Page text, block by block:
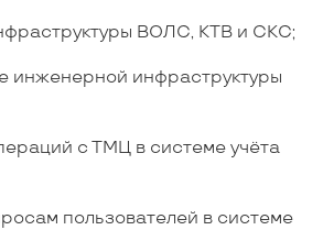
ВОЛС, КТВ и СКС;
инженерной инфраструктуры
с ТМЦ в системе учёта
пользователей в системе